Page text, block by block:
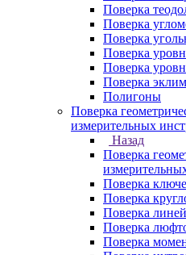
Поверка
Поверка
Поверка
Поверка
Поверка
Поверка
Полигоны
Поверка
измерительных
Назад
Поверка
Поверка
Поверка
Поверка
Поверка
Поверка